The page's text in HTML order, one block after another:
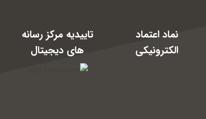
نماد اعتماد
الکترونیکی
تاییدیه مرکز رسانه
های دیجیتال